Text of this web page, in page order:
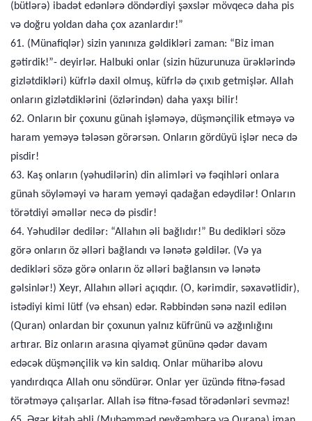
(bütlərə) ibadət edənlərə döndərdiyi şəxslər mövqecə daha pis
və doğru yoldan daha çox azanlardır!”
61. (Münafiqlər) sizin yanınıza gəldikləri zaman: “Biz iman
gətirdik!”- deyirlər. Halbuki onlar (sizin hüzurunuza ürəklərində
gizlətdikləri) küfrlə daxil olmuş, küfrlə də çıxıb getmişlər. Allah
onların gizlətdiklərini (özlərindən) daha yaxşı bilir!
62. Onların bir çoxunu günah işləməyə, düşmənçilik etməyə və
haram yeməyə tələsən görərsən. Onların gördüyü işlər necə də
pisdir!
63. Kaş onların (yəhudilərin) din alimləri və fəqihləri onlara
günah söyləməyi və haram yeməyi qadağan edəydilər! Onların
törətdiyi əməllər necə də pisdir!
64. Yəhudilər dedilər: “Allahın əli bağlıdır!” Bu dedikləri sözə
görə onların öz əlləri bağlandı və lənətə gəldilər. (Və ya
dedikləri sözə görə onların öz əlləri bağlansın və lənətə
gəlsinlər!) Xeyr, Allahın əlləri açıqdır. (O, kərimdir, səxavətlidir),
istədiyi kimi lütf (və ehsan) edər. Rəbbindən sənə nazil edilən
(Quran) onlardan bir çoxunun yalnız küfrünü və azğınlığını
artırar. Biz onların arasına qiyamət gününə qədər davam
edəcək düşmənçilik və kin saldıq. Onlar müharibə alovu
yandırdıqca Allah onu söndürər. Onlar yer üzündə fitnə-fəsad
törətməyə çalışarlar. Allah isə fitnə-fəsad törədənləri sevməz!